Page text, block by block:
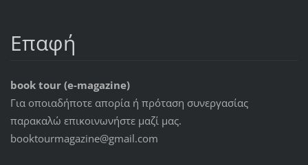
Επαφή
book tour (e-magazine)
Για οποιαδήποτε απορία ή πρόταση συνεργασίας
παρακαλώ επικοινωνήστε μαζί μας.
booktourmagazine@gmail.com